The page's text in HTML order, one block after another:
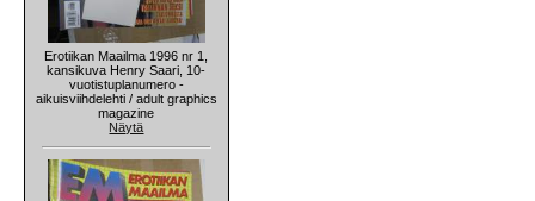
Erotiikan Maailma 1996 nr 1,
kansikuva Henry Saari, 10-
vuotistuplanumero -
aikuisviihdelehti / adult graphics
magazine
Näytä